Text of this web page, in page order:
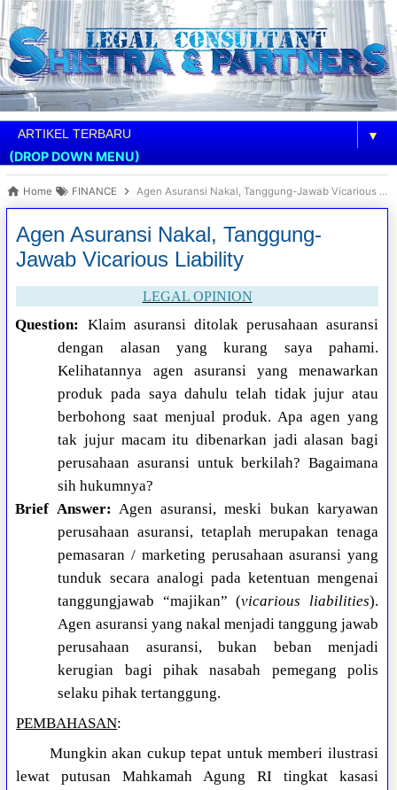
▼
(DROP DOWN MENU)
Home FINANCE Agen Asuransi Nakal, Tanggung-Jawab Vicarious Liability
Agen Asuransi Nakal, Tanggung-
Jawab Vicarious Liability
LEGAL OPINION
Question: Klaim asuransi ditolak perusahaan asuransi
dengan alasan yang kurang saya pahami.
Kelihatannya agen asuransi yang menawarkan
produk pada saya dahulu telah tidak jujur atau
berbohong saat menjual produk. Apa agen yang
tak jujur macam itu dibenarkan jadi alasan bagi
perusahaan asuransi untuk berkilah? Bagaimana
sih hukumnya?
Brief Answer: Agen asuransi, meski bukan karyawan
perusahaan asuransi, tetaplah merupakan tenaga
pemasaran / marketing perusahaan asuransi yang
tunduk secara analogi pada ketentuan mengenai
tanggungjawab “majikan” (vicarious liabilities).
Agen asuransi yang nakal menjadi tanggung jawab
perusahaan asuransi, bukan beban menjadi
kerugian bagi pihak nasabah pemegang polis
selaku pihak tertanggung.
PEMBAHASAN:
Mungkin akan cukup tepat untuk memberi ilustrasi
lewat putusan Mahkamah Agung RI tingkat kasasi